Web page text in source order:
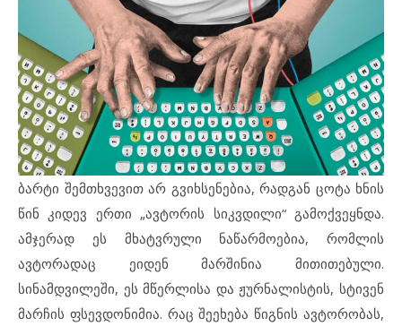
ბარტი შემთხვევით არ გვიხსენებია, რადგან ცოტა ხნის
წინ კიდევ ერთი „ავტორის სიკვდილი“ გამოქვეყნდა.
ამჯერად ეს მხატვრული ნაწარმოებია, რომლის
ავტორადაც ეიდენ მარშინია მითითებული.
სინამდვილეში, ეს მწერლისა და ჟურნალისტის, სტივენ
მარჩის ფსევდონიმია. რაც შეეხება წიგნის ავტორობას,